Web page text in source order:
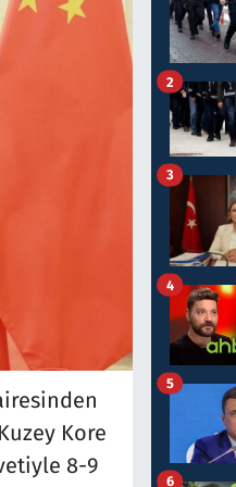
Kore
8-9
2
3
4
5
6